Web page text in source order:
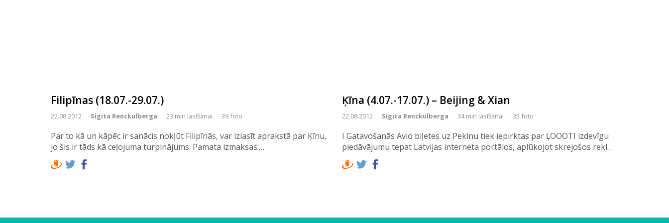
Filipīnas (18.07.-29.07.)
22.08.2012 Sigita Renckulberga 23 min lasīšanai 39 foto
Par to kā un kāpēc ir sanācis nokļūt Filipīnās, var izlasīt aprakstā par Ķīnu,
jo šis ir tāds kā ceļojuma turpinājums. Pamata izmaksas:…
Ķīna (4.07.-17.07.) – Beijing & Xian
22.08.2012 Sigita Renckulberga 34 min lasīšanai 35 foto
I Gatavošanās Avio biļetes uz Pekinu tiek iepirktas par ĻOOOTI izdevīgu
piedāvājumu tepat Latvijas interneta portālos, aplūkojot skrejošos rekl…